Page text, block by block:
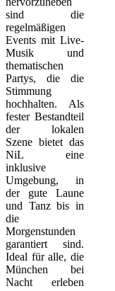
sind die
regelmäßigen
Events mit Live-
Musik und
thematischen
Partys, die die
Stimmung
hochhalten. Als
fester Bestandteil
der lokalen
Szene bietet das
NiL eine
inklusive
Umgebung, in
der gute Laune
und Tanz bis in
die
Morgenstunden
garantiert sind.
Ideal für alle, die
München bei
Nacht erleben